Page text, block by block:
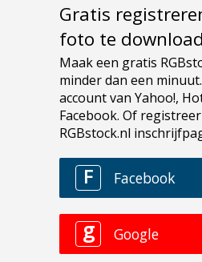
Gratis
foto te